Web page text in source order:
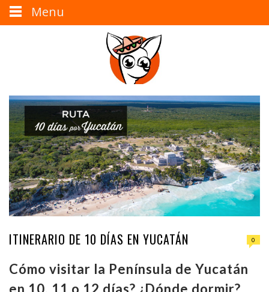
ITINERARIO DE 10 DÍAS EN YUCATÁN 0
Cómo visitar la Península de Yucatán
Menu